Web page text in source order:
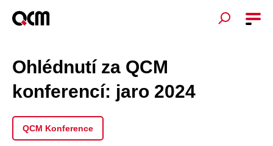
Ohlédnutí za QCM
konferencí: jaro 2024
QCM Konference